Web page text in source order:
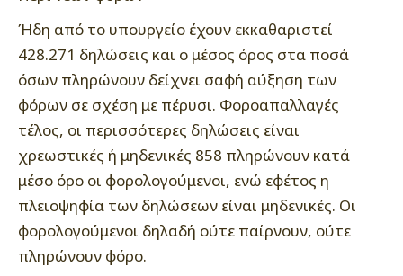
Ήδη από το υπουργείο έχουν εκκαθαριστεί
428.271 δηλώσεις και ο μέσος όρος στα ποσά
όσων πληρώνουν δείχνει σαφή αύξηση των
φόρων σε σχέση με πέρυσι. Φοροαπαλλαγές
τέλος, οι περισσότερες δηλώσεις είναι
χρεωστικές ή μηδενικές 858 πληρώνουν κατά
μέσο όρο οι φορολογούμενοι, ενώ εφέτος η
πλειοψηφία των δηλώσεων είναι μηδενικές. Οι
φορολογούμενοι δηλαδή ούτε παίρνουν, ούτε
πληρώνουν φόρο.